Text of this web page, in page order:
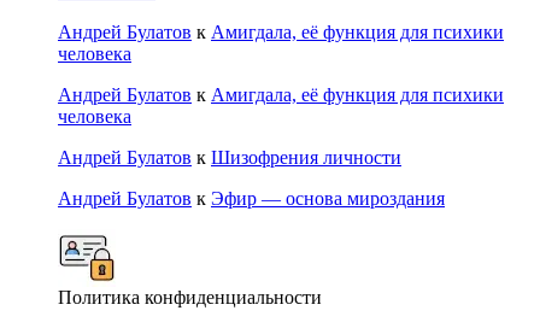
Андрей Булатов к Амигдала, её функция для психики
человека
Андрей Булатов к Амигдала, её функция для психики
человека
Андрей Булатов к Шизофрения личности
Андрей Булатов к Эфир — основа мироздания
Политика конфиденциальности